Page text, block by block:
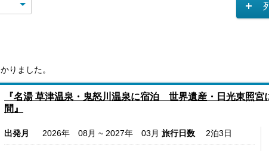
りました。
『名湯 草津温泉・鬼怒川温泉に宿泊 世界遺産・日光東照宮
間』
出発月 2026年 08月 ~ 2027年 03月 旅行日数 2泊3日